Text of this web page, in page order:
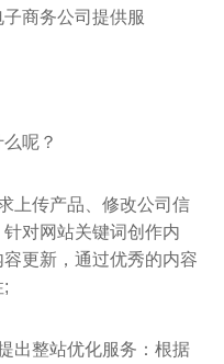
商务公司提供服
呢？
上传产品、修改公司信
对网站关键词创作内
更新，通过优秀的内容
;
出整站优化服务：根据